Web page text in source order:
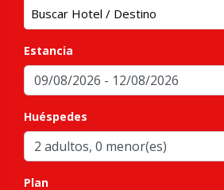
Buscar Hotel / Destino
Estancia
Huéspedes
Plan